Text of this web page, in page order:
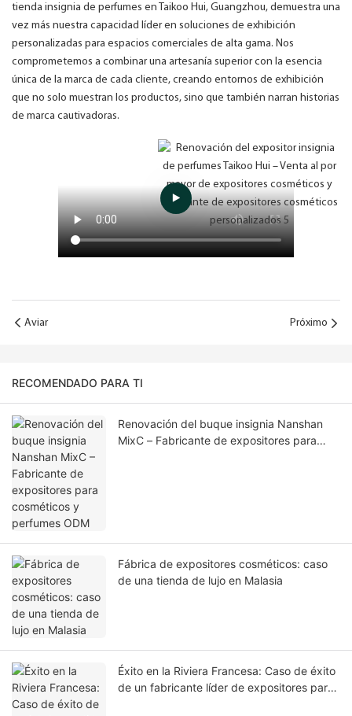
tienda insignia de perfumes en Taikoo Hui, Guangzhou, demuestra una
vez más nuestra capacidad líder en soluciones de exhibición
personalizadas para espacios comerciales de alta gama. Nos
comprometemos a combinar una artesanía superior con la esencia
única de la marca de cada cliente, creando entornos de exhibición
que no solo muestran los productos, sino que también narran historias
de marca cautivadoras.
Aviar Próximo
RECOMENDADO PARA TI
Renovación del buque insignia Nanshan
MixC – Fabricante de expositores para
Fábrica de expositores cosméticos: caso
de una tienda de lujo en Malasia
Éxito en la Riviera Francesa: Caso de éxito
de un fabricante líder de expositores para